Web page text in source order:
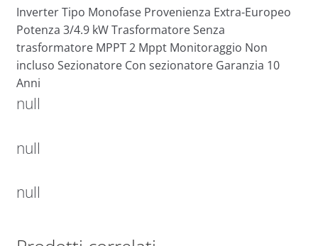
Inverter Tipo Monofase Provenienza Extra-Europeo
Potenza 3/4.9 kW Trasformatore Senza
trasformatore MPPT 2 Mppt Monitoraggio Non
incluso Sezionatore Con sezionatore Garanzia 10
Anni
null
null
null